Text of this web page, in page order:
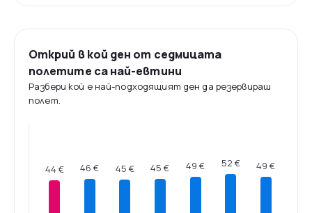
Открий в кой ден от седмицата
полетите са най-евтини
Разбери кой е най-подходящият ден да резервираш
полет.
44 € 46 € 45 € 45 € 49 € 52 € 49 €